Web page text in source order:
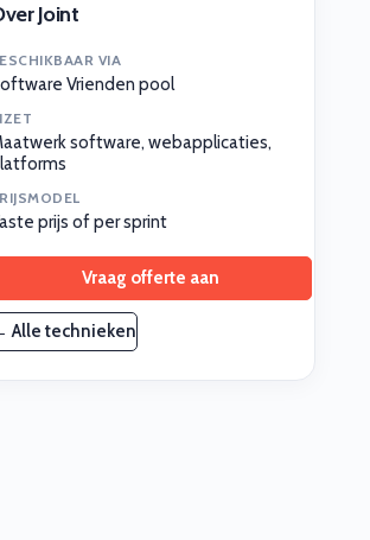
Joint
VIA
Vrienden pool
software, webapplicaties,
prijs of per sprint
Vraag offerte aan
Alle technieken